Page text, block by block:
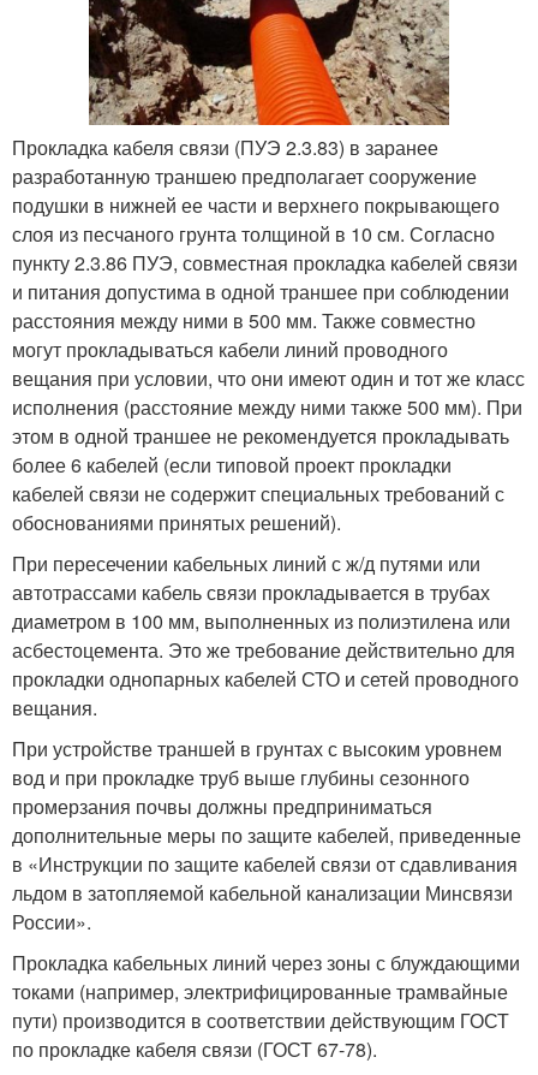
Прокладка кабеля связи (ПУЭ 2.3.83) в заранее
разработанную траншею предполагает сооружение
подушки в нижней ее части и верхнего покрывающего
слоя из песчаного грунта толщиной в 10 см. Согласно
пункту 2.3.86 ПУЭ, совместная прокладка кабелей связи
и питания допустима в одной траншее при соблюдении
расстояния между ними в 500 мм. Также совместно
могут прокладываться кабели линий проводного
вещания при условии, что они имеют один и тот же класс
исполнения (расстояние между ними также 500 мм). При
этом в одной траншее не рекомендуется прокладывать
более 6 кабелей (если типовой проект прокладки
кабелей связи не содержит специальных требований с
обоснованиями принятых решений).
При пересечении кабельных линий с ж/д путями или
автотрассами кабель связи прокладывается в трубах
диаметром в 100 мм, выполненных из полиэтилена или
асбестоцемента. Это же требование действительно для
прокладки однопарных кабелей СТО и сетей проводного
вещания.
При устройстве траншей в грунтах с высоким уровнем
вод и при прокладке труб выше глубины сезонного
промерзания почвы должны предприниматься
дополнительные меры по защите кабелей, приведенные
в «Инструкции по защите кабелей связи от сдавливания
льдом в затопляемой кабельной канализации Минсвязи
России».
Прокладка кабельных линий через зоны с блуждающими
токами (например, электрифицированные трамвайные
пути) производится в соответствии действующим ГОСТ
по прокладке кабеля связи (ГОСТ 67-78).